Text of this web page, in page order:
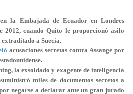
la Embajada de Ecuador en Londres
2012, cuando Quito le proporcionó asilo
a Suecia.
acusaciones secretas contra Assange por
la exsoldado y exagente de inteligencia
miles de documentos secretos a
negarse a declarar ante un gran jurado